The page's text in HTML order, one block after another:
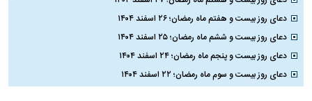
دعای روز بیست و هفتم ماه رمضان؛ ۲۶ اسفند ۱۴۰۴
دعای روز بیست و ششم ماه رمضان؛ ۲۵ اسفند ۱۴۰۴
دعای روز بیست و پنجم ماه رمضان؛ ۲۴ اسفند ۱۴۰۴
دعای روز بیست و سوم ماه رمضان؛ ۲۲ اسفند ۱۴۰۴